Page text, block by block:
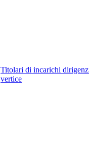
Titolari di incarichi
vertice